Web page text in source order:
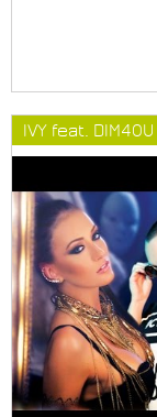
IVY feat. DIM4OU